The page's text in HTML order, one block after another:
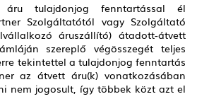
tulajdonjog fenntartással él
Szolgáltatótól vagy Szolgáltató
áruszállító) átadott-átvett
szereplő végösszegét teljes
tekintettel a tulajdonjog fenntartás
az átvett áru(k) vonatkozásában
nem jogosult, így többek közt azt el